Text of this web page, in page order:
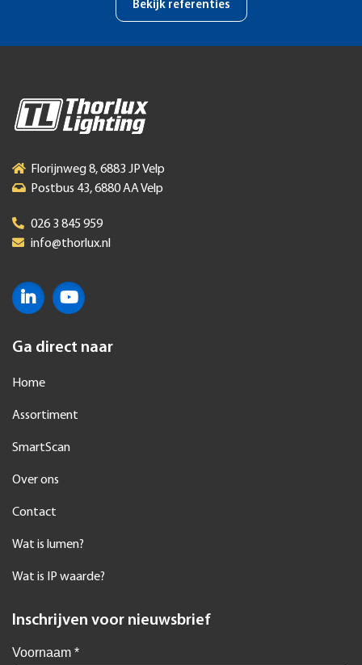
Bekijk referenties
Florijnweg 8, 6883 JP Velp
Postbus 43, 6880 AA Velp
026 3 845 959
info@thorlux.nl
Ga direct naar
Home
Assortiment
SmartScan
Over ons
Contact
Wat is lumen?
Wat is IP waarde?
Inschrijven voor nieuwsbrief